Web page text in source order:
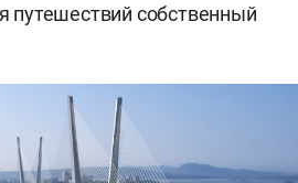
путешествий собственный